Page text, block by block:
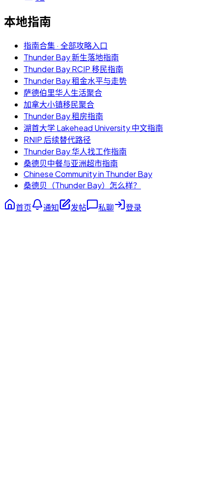
本地指南
指南合集 · 全部攻略入口
Thunder Bay 新生落地指南
Thunder Bay RCIP 移民指南
Thunder Bay 租金水平与走势
萨德伯里华人生活聚合
加拿大小镇移民聚合
Thunder Bay 租房指南
湖首大学 Lakehead University 中文指南
RNIP 后续替代路径
Thunder Bay 华人找工作指南
桑德贝中餐与亚洲超市指南
Chinese Community in Thunder Bay
桑德贝（Thunder Bay）怎么样？
首页 通知 发帖 私聊 登录